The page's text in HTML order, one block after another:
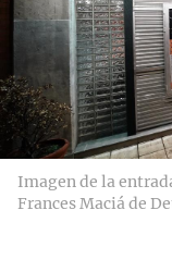
Imagen de la
Frances Maciá de